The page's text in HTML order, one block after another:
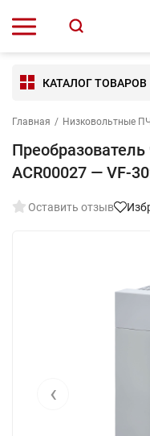
КАТАЛОГ ТОВАРОВ
Главная / Низковольтные
ACR00027 — VF-
Оставить отзыв
‹